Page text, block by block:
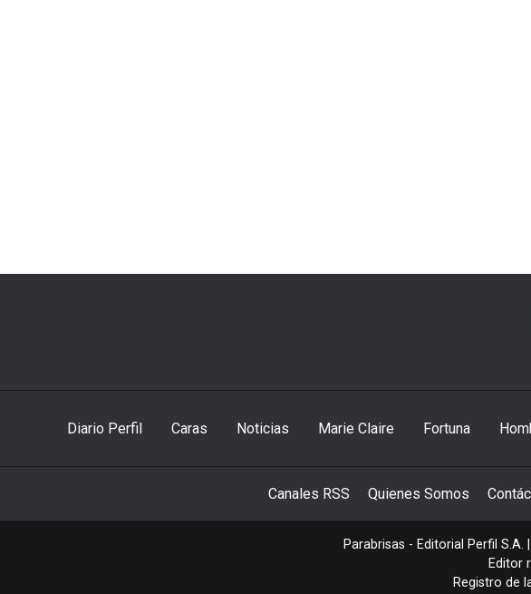
Diario Perfil Caras Noticias Marie Claire Fortuna
Canales RSS Quienes Somos
Parabrisas - Editorial Perfil S.A.
Editor
Registro de